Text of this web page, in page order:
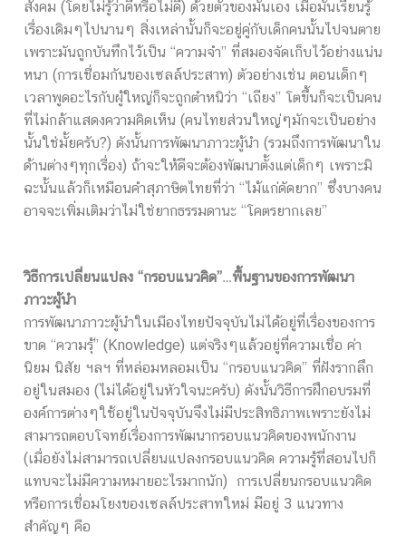
สังคม (โดยไม่รู้ว่าดีหรือไม่ดี) ด้วยตัวของมันเอง เมื่อมันเรียนรู้
เรื่องเดิมๆไปนานๆ สิ่งเหล่านั้นก็จะอยู่คู่กับเด็กคนนั้นไปจนตาย
เพราะมันถูกบันทึกไว้เป็น “ความจำ” ที่สมองจัดเก็บไว้อย่างแน่น
หนา (การเชื่อมกันของเซลล์ประสาท) ตัวอย่างเช่น ตอนเด็กๆ
เวลาพูดอะไรกับผู้ใหญ่ก็จะถูกตำหนิว่า “เถียง” โตขึ้นก็จะเป็นคน
ที่ไม่กล้าแสดงความคิดเห็น (คนไทยส่วนใหญ่ๆมักจะเป็นอย่าง
นั้นใช่มั้ยครับ?) ดังนั้นการพัฒนาภาวะผู้นำ (รวมถึงการพัฒนาใน
ด้านต่างๆทุกเรื่อง) ถ้าจะให้ดีจะต้องพัฒนาตั้งแต่เด็กๆ เพราะมิ
ฉะนั้นแล้วก็เหมือนคำสุภาษิตไทยที่ว่า “ไม้แก่ดัดยาก” ซึ่งบางคน
อาจจะเพิ่มเติมว่าไม่ใช่ยากธรรมดานะ “โคตรยากเลย”
วิธีการเปลี่ยนแปลง “กรอบแนวคิด”…พื้นฐานของการพัฒนา
ภาวะผู้นำ
การพัฒนาภาวะผู้นำในเมืองไทยปัจจุบันไม่ได้อยู่ที่เรื่องของการ
ขาด “ความรุ้” (Knowledge) แต่จริงๆแล้วอยู่ที่ความเชื่อ ค่า
นิยม นิสัย ฯลฯ ที่หล่อมหลอมเป็น “กรอบแนวคิด” ที่ฝังรากลึก
อยู่ในสมอง (ไม่ได้อยู่ในหัวใจนะครับ) ดังนั้นวิธีการฝึกอบรมที่
องค์การต่างๆใช้อยู่ในปัจจุบันจึงไม่มีประสิทธิภาพเพราะยังไม่
สามารถตอบโจทย์เรื่องการพัฒนากรอบแนวคิดของพนักงาน
(เมื่อยังไม่สามารถเปลี่ยนแปลงกรอบแนวคิด ความรู้ที่สอนไปก็
แทบจะไม่มีความหมายอะไรมากนัก) การเปลี่ยนกรอบแนวคิด
หรือการเชื่อมโยงของเซลล์ประสาทใหม่ มีอยู่ 3 แนวทาง
สำคัญๆ คือ